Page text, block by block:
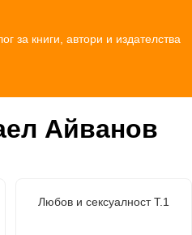
за книги, автори и издателства
Айванов
Любов и сексуалност Т.1